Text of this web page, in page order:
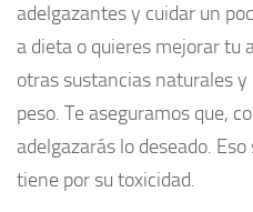
adelgazantes y cuidar un
a dieta o quieres mejorar tu
otras sustancias naturales
peso. Te aseguramos que,
adelgazarás lo deseado.
tiene por su toxicidad.